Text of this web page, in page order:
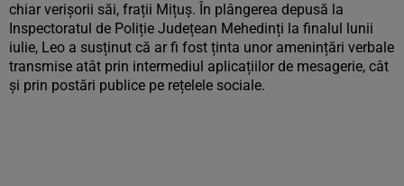
chiar verișorii săi, frații Mițuș. În plângerea depusă la
Inspectoratul de Poliție Județean Mehedinți la finalul lunii
iulie, Leo a susținut că ar fi fost ținta unor amenințări verbale
transmise atât prin intermediul aplicațiilor de mesagerie, cât
și prin postări publice pe rețelele sociale.